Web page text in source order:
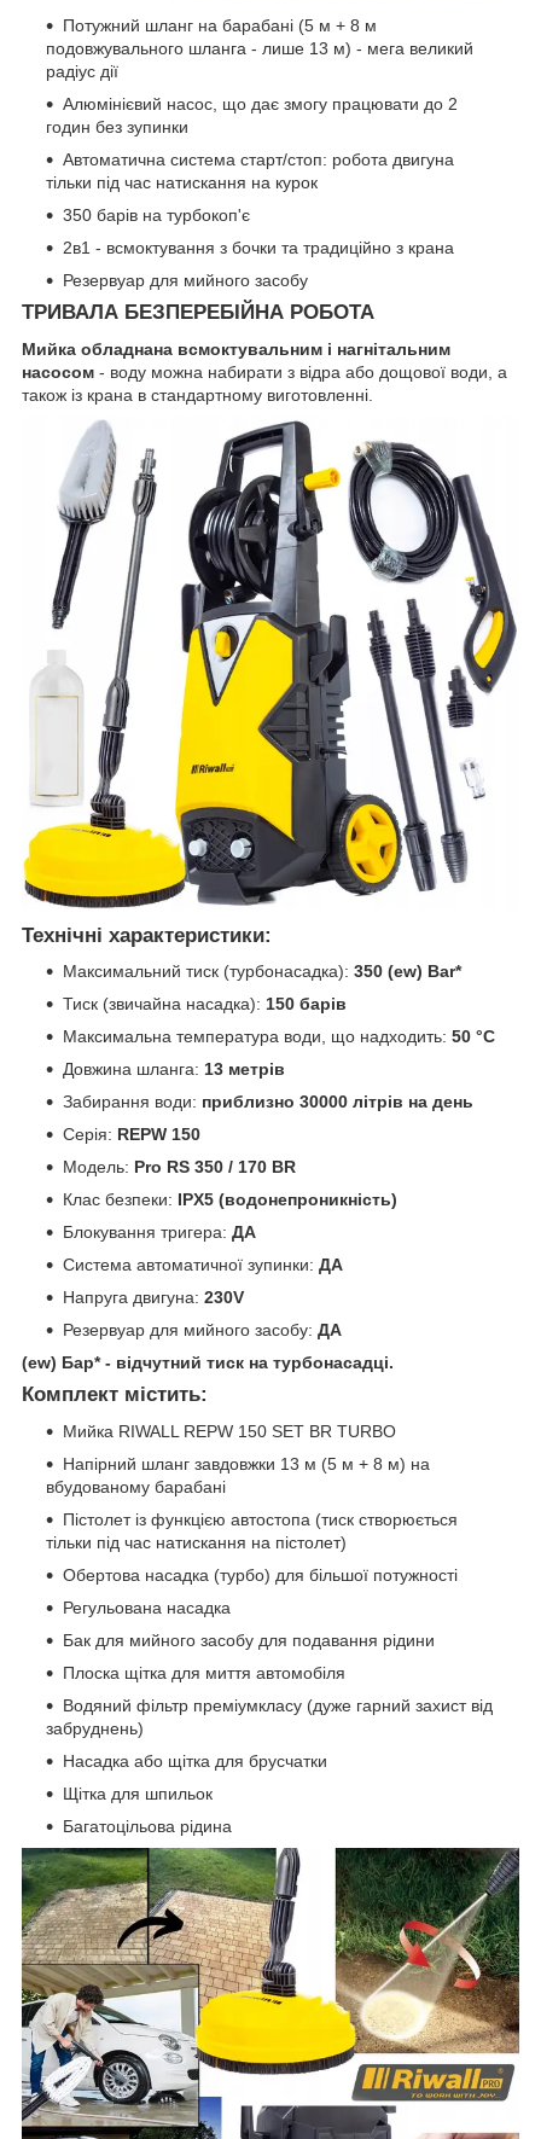
Потужний шланг на барабані (5 м + 8 м
подовжувального шланга - лише 13 м) - мега великий
радіус дії
Алюмінієвий насос, що дає змогу працювати до 2
годин без зупинки
Автоматична система старт/стоп: робота двигуна
тільки під час натискання на курок
350 барів на турбокоп'є
2в1 - всмоктування з бочки та традиційно з крана
Резервуар для мийного засобу
ТРИВАЛА БЕЗПЕРЕБІЙНА РОБОТА
Мийка обладнана всмоктувальним і нагнітальним
насосом - воду можна набирати з відра або дощової води, а
також із крана в стандартному виготовленні.
Технічні характеристики:
Максимальний тиск (турбонасадка): 350 (ew) Bar*
Тиск (звичайна насадка): 150 барів
Максимальна температура води, що надходить: 50 °C
Довжина шланга: 13 метрів
Забирання води: приблизно 30000 літрів на день
Серія: REPW 150
Модель: Pro RS 350 / 170 BR
Клас безпеки: IPX5 (водонепроникність)
Блокування тригера: ДА
Система автоматичної зупинки: ДА
Напруга двигуна: 230V
Резервуар для мийного засобу: ДА
(ew) Бар* - відчутний тиск на турбонасадці.
Комплект містить:
Мийка RIWALL REPW 150 SET BR TURBO
Напірний шланг завдовжки 13 м (5 м + 8 м) на
вбудованому барабані
Пістолет із функцією автостопа (тиск створюється
тільки під час натискання на пістолет)
Обертова насадка (турбо) для більшої потужності
Регульована насадка
Бак для мийного засобу для подавання рідини
Плоска щітка для миття автомобіля
Водяний фільтр преміумкласу (дуже гарний захист від
забруднень)
Насадка або щітка для брусчатки
Щітка для шпильок
Багатоцільова рідина